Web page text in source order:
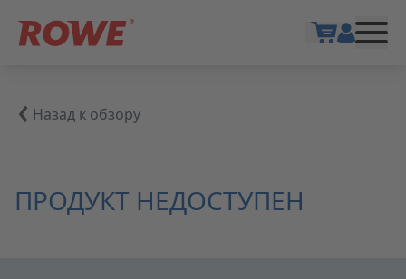
Назад к обзору
ПРОДУКТ НЕДОСТУПЕН